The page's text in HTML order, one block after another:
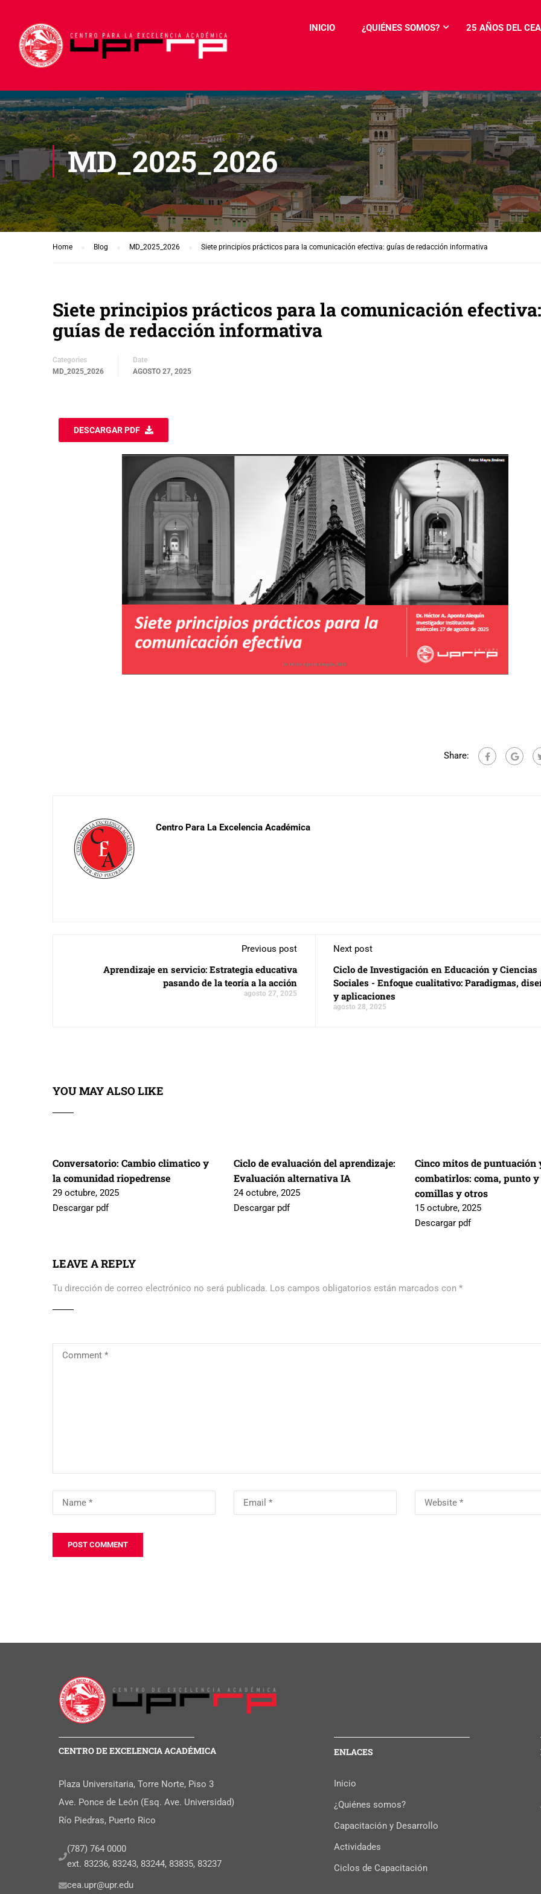
INICIO ¿QUIÉNES SOMOS? 25 AÑOS DEL CEA
MD_2025_2026
Home Blog MD_2025_2026 Siete principios prácticos para la comunicación efectiva: guías de redacción informativa
Siete principios prácticos para la comunicación efectiva:
guías de redacción informativa
Categories
MD_2025_2026
Date
AGOSTO 27, 2025
DESCARGAR PDF
Share:
Centro Para La Excelencia Académica
Previous post
Aprendizaje en servicio: Estrategia educativa
pasando de la teoría a la acción
agosto 27, 2025
Next post
Ciclo de Investigación en Educación y Ciencias
Sociales - Enfoque cualitativo: Paradigmas,
y aplicaciones
agosto 28, 2025
YOU MAY ALSO LIKE
Conversatorio: Cambio climatico y
la comunidad riopedrense
29 octubre, 2025
Descargar pdf
Ciclo de evaluación del aprendizaje:
Evaluación alternativa IA
24 octubre, 2025
Descargar pdf
Cinco mitos de puntuación
combatirlos: coma, punto y
comillas y otros
15 octubre, 2025
Descargar pdf
LEAVE A REPLY
Tu dirección de correo electrónico no será publicada. Los campos obligatorios están marcados con *
CENTRO DE EXCELENCIA ACADÉMICA
Plaza Universitaria, Torre Norte, Piso 3
Ave. Ponce de León (Esq. Ave. Universidad)
Río Piedras, Puerto Rico
(787) 764 0000
ext. 83236, 83243, 83244, 83835, 83237
cea.upr@upr.edu
ENLACES
Inicio
¿Quiénes somos?
Capacitación y Desarrollo
Actividades
Ciclos de Capacitación